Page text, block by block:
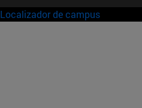
Localizador de campus